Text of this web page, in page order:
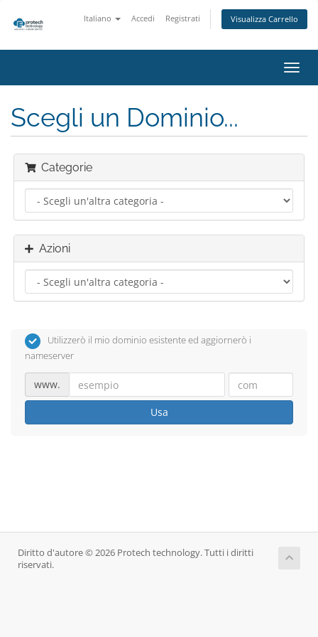
Italiano Accedi Registrati Visualizza Carrello
Attiva
Scegli un Dominio...
Categorie
Azioni
Utilizzerò il mio dominio esistente ed aggiornerò i
nameserver
www.
Usa
Diritto d'autore © 2026 Protech technology. Tutti i diritti
riservati.